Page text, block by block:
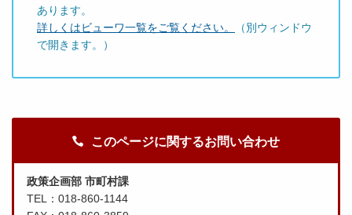
あります。
詳しくはビューワ一覧をご覧ください。
（別ウィンドウ
で開きます。）
このページに関するお問い合わせ
政策企画部 市町村課
TEL：018-860-1144